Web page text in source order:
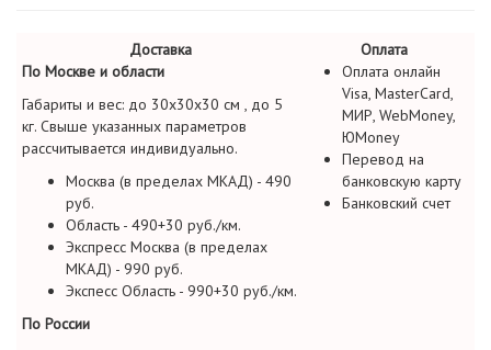
Доставка
Оплата
По Москве и области
Габариты и вес: до 30х30х30 см , до 5
кг. Свыше указанных параметров
рассчитывается индивидуально.
Москва (в пределах МКАД) - 490
руб.
Область - 490+30 руб./км.
Экспресс Москва (в пределах
МКАД) - 990 руб.
Экспесс Область - 990+30 руб./км.
По России
Оплата онлайн
Visa, MasterCard,
МИР, WebMoney,
ЮMoney
Перевод на
банковскую карту
Банковский счет